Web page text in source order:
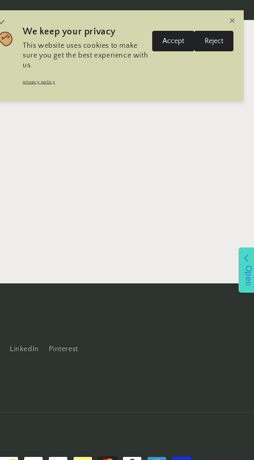
दे
श
/
क्षे
त्र
संयुक्त राज्य | USD $ भा
षा
नेपाली
लग
कार्ट
LinkedIn Pinterest
Open
We keep your privacy
This website uses cookies to make
sure you get the best experience with
us.
privacy policy
Accept Reject
✕